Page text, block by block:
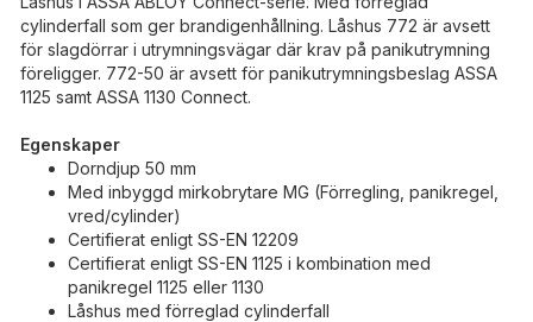
cylinderfall som ger brandigenhållning. Låshus 772 är avsett
för slagdörrar i utrymningsvägar där krav på panikutrymning
föreligger. 772-50 är avsett för panikutrymningsbeslag ASSA
1125 samt ASSA 1130 Connect.
Egenskaper
Dorndjup 50 mm
Med inbyggd mirkobrytare MG (Förregling, panikregel,
vred/cylinder)
Certifierat enligt SS-EN 12209
Certifierat enligt SS-EN 1125 i kombination med
panikregel 1125 eller 1130
Låshus med förreglad cylinderfall